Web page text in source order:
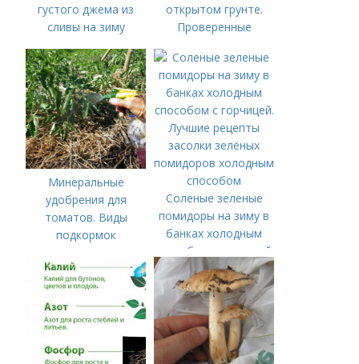
густого джема из
сливы на зиму
открытом грунте.
Проверенные
минеральные
удобрения
Минеральные
удобрения для
томатов. Виды
подкормок
Соленые зеленые
помидоры на зиму в
банках холодным
способом с горчицей.
Лучшие рецепты
засолки зелёных
помидоров холодным
способом